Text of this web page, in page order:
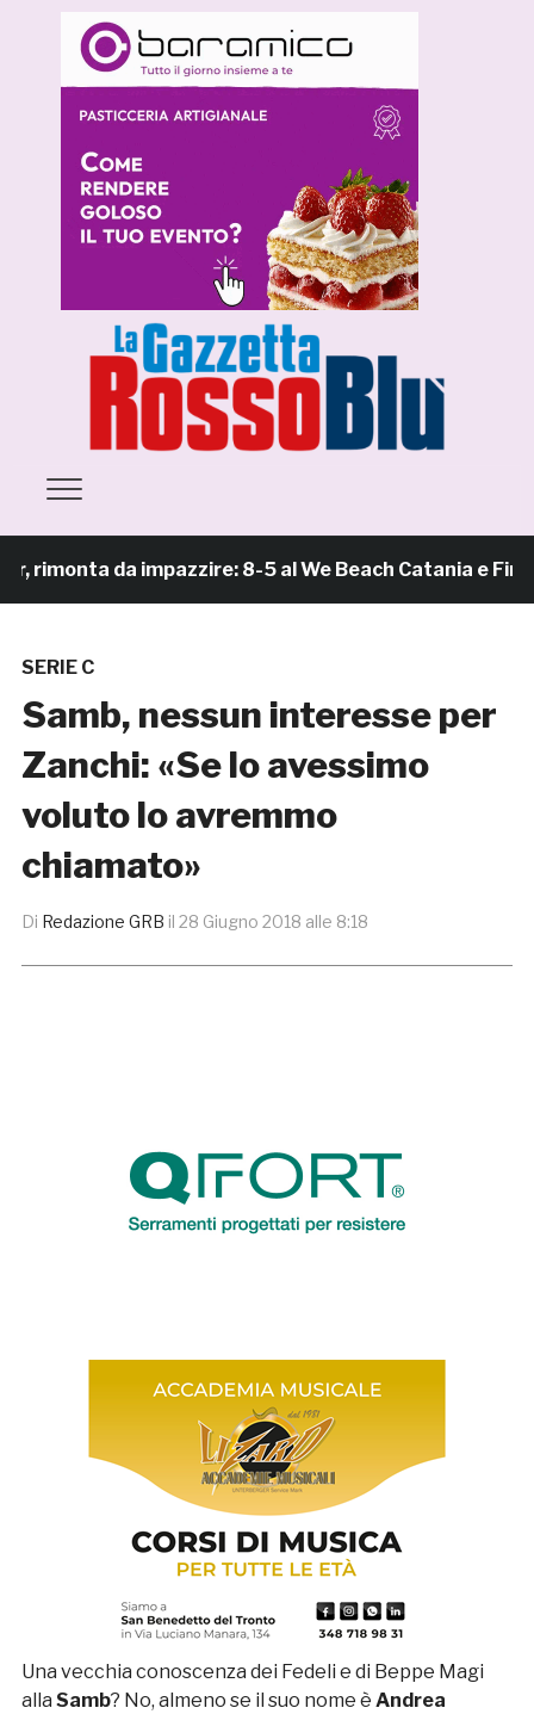
da impazzire: 8-5 al We Beach Catania e Finale
SERIE C
Samb, nessun interesse per
Zanchi: «Se lo avessimo
voluto lo avremmo
chiamato»
Di Redazione GRB il 28 Giugno 2018 alle 8:18
Una vecchia conoscenza dei Fedeli e di Beppe Magi
alla Samb? No, almeno se il suo nome è Andrea